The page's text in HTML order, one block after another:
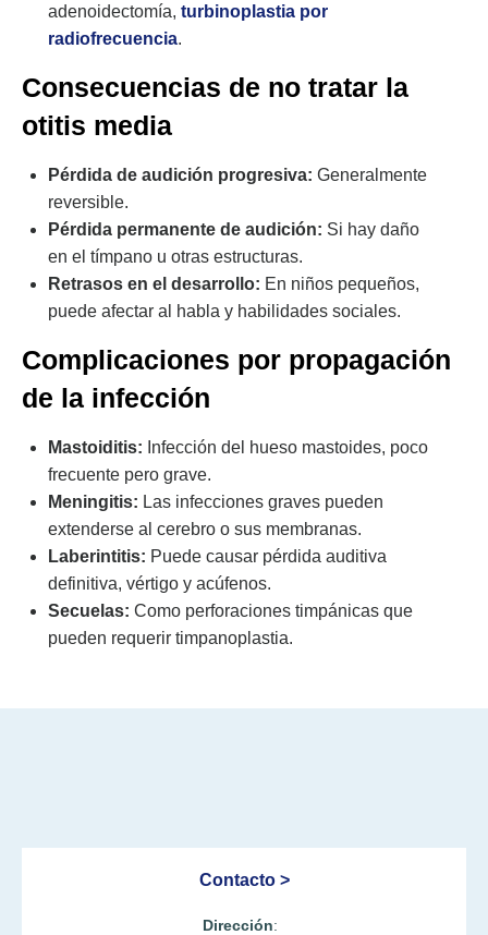
adenoidectomía, turbinoplastia por
radiofrecuencia.
Consecuencias de no tratar la
otitis media
Pérdida de audición progresiva: Generalmente
reversible.
Pérdida permanente de audición: Si hay daño
en el tímpano u otras estructuras.
Retrasos en el desarrollo: En niños pequeños,
puede afectar al habla y habilidades sociales.
Complicaciones por propagación
de la infección
Mastoiditis: Infección del hueso mastoides, poco
frecuente pero grave.
Meningitis: Las infecciones graves pueden
extenderse al cerebro o sus membranas.
Laberintitis: Puede causar pérdida auditiva
definitiva, vértigo y acúfenos.
Secuelas: Como perforaciones timpánicas que
pueden requerir timpanoplastia.
Contacto >
Dirección: